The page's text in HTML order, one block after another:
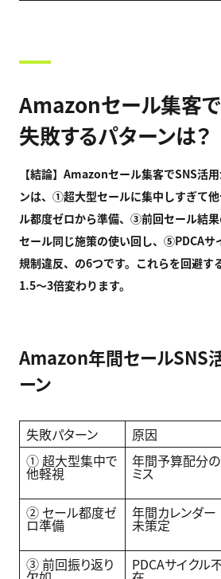
Amazonセール集客
失敗するパターンは？
【結論】Amazonセール集客でSNS活
ンは、①超大型セールに集中しすぎて
ル都度ゼロから準備、③前回セール結
セール同じ施策の使い回し、⑤PDCAサ
規制違反、の6つです。これらを回避す
1.5〜3倍変わります。
Amazon年間セールSNS
ーン
失敗パターン 原因
① 超大型集中で
他軽視
年間予算配分の
ミス
② セール都度ゼ
ロ準備
年間カレンダー
未策定
③ 前回振り返り
PDCAサイクル